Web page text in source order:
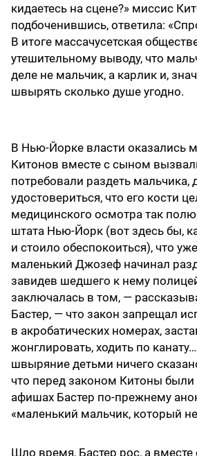
кидаетесь на сцене?» миссис
подбоченившись, ответила:
В итоге массачусетская
утешительному выводу, что
деле не мальчик, а карлик и,
швырять сколько душе угодно.
В Нью-Йорке власти оказались
Китонов вместе с сыном
потребовали раздеть мальчика,
удостовериться, что его кости
медицинского осмотра так
штата Нью-Йорк (вот здесь бы,
и стоило обеспокоиться), что
маленький Джозеф начинал
завидев шедшего к нему
заключалась в том, —
Бастер, — что закон запрещал
в акробатических номерах,
жонглировать, ходить по
швыряние детьми ничего
что перед законом Китоны были
афишах Бастер по-прежнему
«маленький мальчик, который
Шло время, Бастер рос, а вместе